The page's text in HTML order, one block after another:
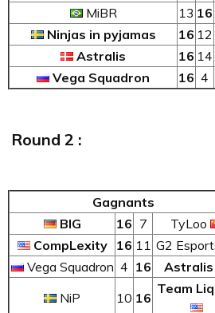
MiBR
13 16
Ninjas in pyjamas
16 12
Astralis
16 14
Vega Squadron
16 4
Round 2 :
Gagnants
BIG
16 7
TyLoo
CompLexity
16 11 G2
Vega Squadron 4 16
Astralis
NiP
10 16
Team